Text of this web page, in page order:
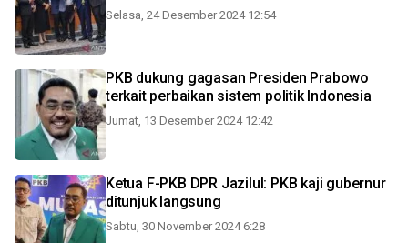
Selasa, 24 Desember 2024 12:54
PKB dukung gagasan Presiden Prabowo
terkait perbaikan sistem politik Indonesia
Jumat, 13 Desember 2024 12:42
Ketua F-PKB DPR Jazilul: PKB kaji gubernur
ditunjuk langsung
Sabtu, 30 November 2024 6:28